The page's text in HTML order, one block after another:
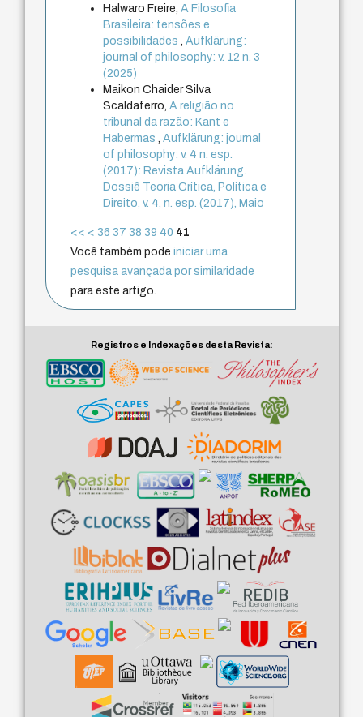
Halwaro Freire,A Filosofia
Brasileira: tensões e
possibilidades,Aufklärung:
journal of philosophy: v. 12 n. 3
(2025)
Maikon Chaider Silva
Scaldaferro,A religião no
tribunal da razão: Kant e
Habermas,Aufklärung: journal
of philosophy: v. 4 n. esp.
(2017): Revista Aufklärung.
Dossiê Teoria Crítica, Política e
Direito, v. 4, n. esp. (2017), Maio
<< < 36 37 38 39 40 41
Você também podeiniciar uma
pesquisa avançada por similaridade
para este artigo.
Registros e Indexações desta Revista: